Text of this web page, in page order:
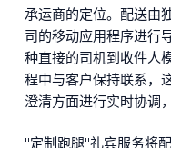
承运商的定位。配送由
司的移动应用程序进行
种直接的司机到收件人
程中与客户保持联系，
澄清方面进行实时协调
"定制跑腿"礼宾服务将